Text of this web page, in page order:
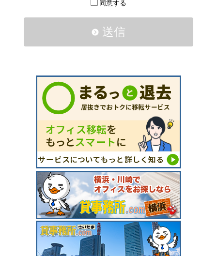
同意する
送信